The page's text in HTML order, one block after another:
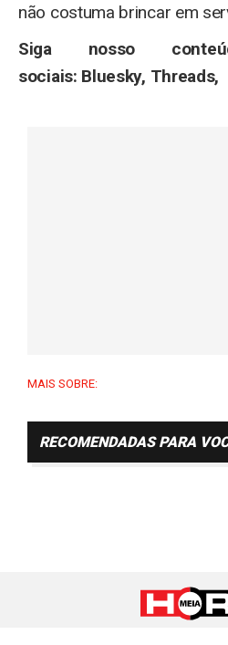
não costuma brincar em
Siga nosso
sociais: Bluesky,
MAIS SOBRE:
RECOMENDADAS PARA